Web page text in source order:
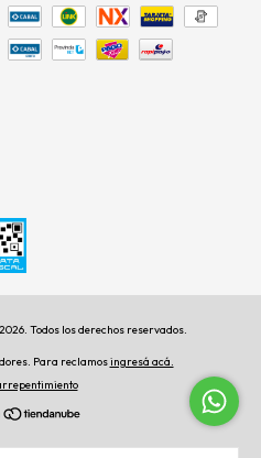
Todos los derechos reservados.
Para reclamosingresá acá.